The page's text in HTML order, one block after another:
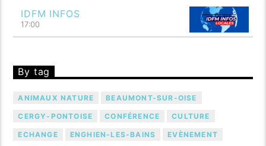
IDFM INFOS
17:00
By tag
ANIMAUX NATURE BEAUMONT-SUR-OISE
CERGY-PONTOISE CONFÉRENCE CULTURE
ECHANGE ENGHIEN-LES-BAINS EVÈNEMENT